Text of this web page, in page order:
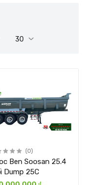
30
(0)
Ben Soosan 25.4
Dump 25C